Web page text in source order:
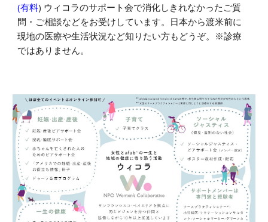
(有料) ウィコラのサポート会で消化しきれなかったご質
問・ご相談などをお受けしています。日本から渡米前に
現地の医療や生活状況など知りたい方もどうぞ。※診療
ではありません。